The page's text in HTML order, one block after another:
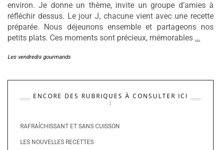
environ. Je donne un thème, invite un groupe d’amies à
réfléchir dessus. Le jour J, chacune vient avec une recette
préparée. Nous déjeunons ensemble et partageons nos
petits plats. Ces moments sont précieux, mémorables …
Les vendredis gourmands
ENCORE DES RUBRIQUES À CONSULTER ICI
:
RAFRAÎCHISSANT ET SANS CUISSON
LES NOUVELLES RECETTES